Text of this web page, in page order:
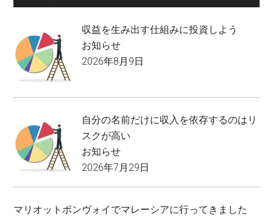
収益を生み出す仕組みに投資しよう
お知らせ
2026年8月9日
自分の名前だけに収入を依存するのはリ
スクが高い
お知らせ
2026年7月29日
マリオットボンヴォイでマレーシアに行ってきました